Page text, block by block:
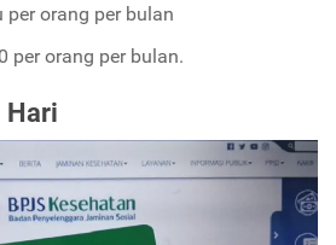
per orang per bulan
per orang per bulan.
Hari